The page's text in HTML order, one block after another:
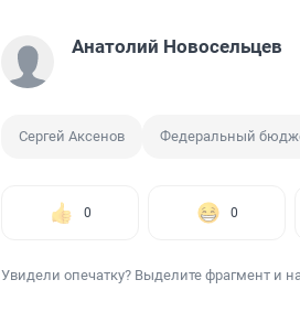
Анатолий Новосельцев
Сергей Аксенов Федеральный
0 0
Увидели опечатку? Выделите фрагмент и